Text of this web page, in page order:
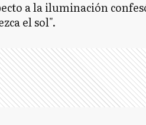
a la iluminación
el sol".